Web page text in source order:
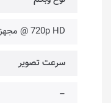
720p HD @ مجهز به دریچه حریم شخصی
سرعت تصویر
–